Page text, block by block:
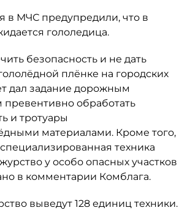
в МЧС предупредили, что в
гололедица.
безопасность и не дать
плёнке на городских
дал задание дорожным
обработать
и тротуары
материалами. Кроме того,
техника
у особо опасных участков
в комментарии Комблага.
выведут 128 единиц техники.